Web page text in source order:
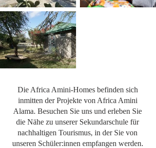
Die Africa Amini-Homes befinden sich
inmitten der Projekte von Africa Amini
Alama. Besuchen Sie uns und erleben Sie
die Nähe zu unserer Sekundarschule für
nachhaltigen Tourismus, in der Sie von
unseren Schüler:innen empfangen werden.